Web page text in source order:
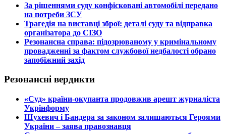
​За рішеннями суду конфісковані автомобілі передано
на потреби ЗСУ
​Трагедія на виставці зброї: деталі суду та відправка
організатора до СІЗО
​Резонансна справа: підозрюваному у кримінальному
провадженні за фактом службової недбалості обрано
запобіжний захід
Резонансні вердикти
​«Суд» країни-окупанта продовжив арешт журналіста
Укрінформу
Шухевич і Бандера за законом залишаються Героями
України – заява правознавця